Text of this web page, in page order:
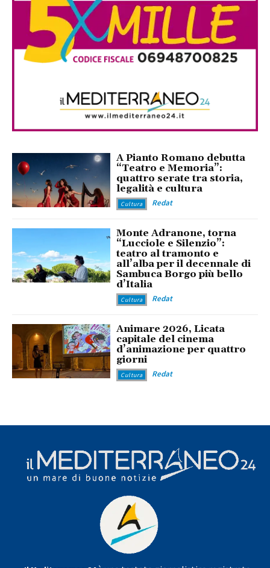
A Pianto Romano debutta
“Teatro e Memoria”:
quattro serate tra storia,
legalità e cultura
Cultura Redat
Monte Adranone, torna
“Lucciole e Silenzio”:
teatro al tramonto e
all’alba per il decennale di
Sambuca Borgo più bello
d’Italia
Cultura Redat
Animare 2026, Licata
capitale del cinema
d’animazione per quattro
giorni
Cultura Redat